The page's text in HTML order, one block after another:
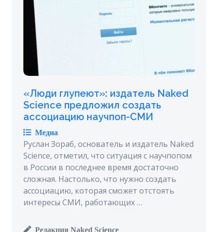
«Люди глупеют»: издатель Naked
Science предложил создать
ассоциацию научпоп-СМИ
Медиа
Руслан Зораб, основатель и издатель Naked
Science, отметил, что ситуация с научпопом
в России в последнее время достаточно
сложная. Настолько, что нужно создать
ассоциацию, которая сможет отстоять
интересы СМИ, работающих …
Редакция Naked Science